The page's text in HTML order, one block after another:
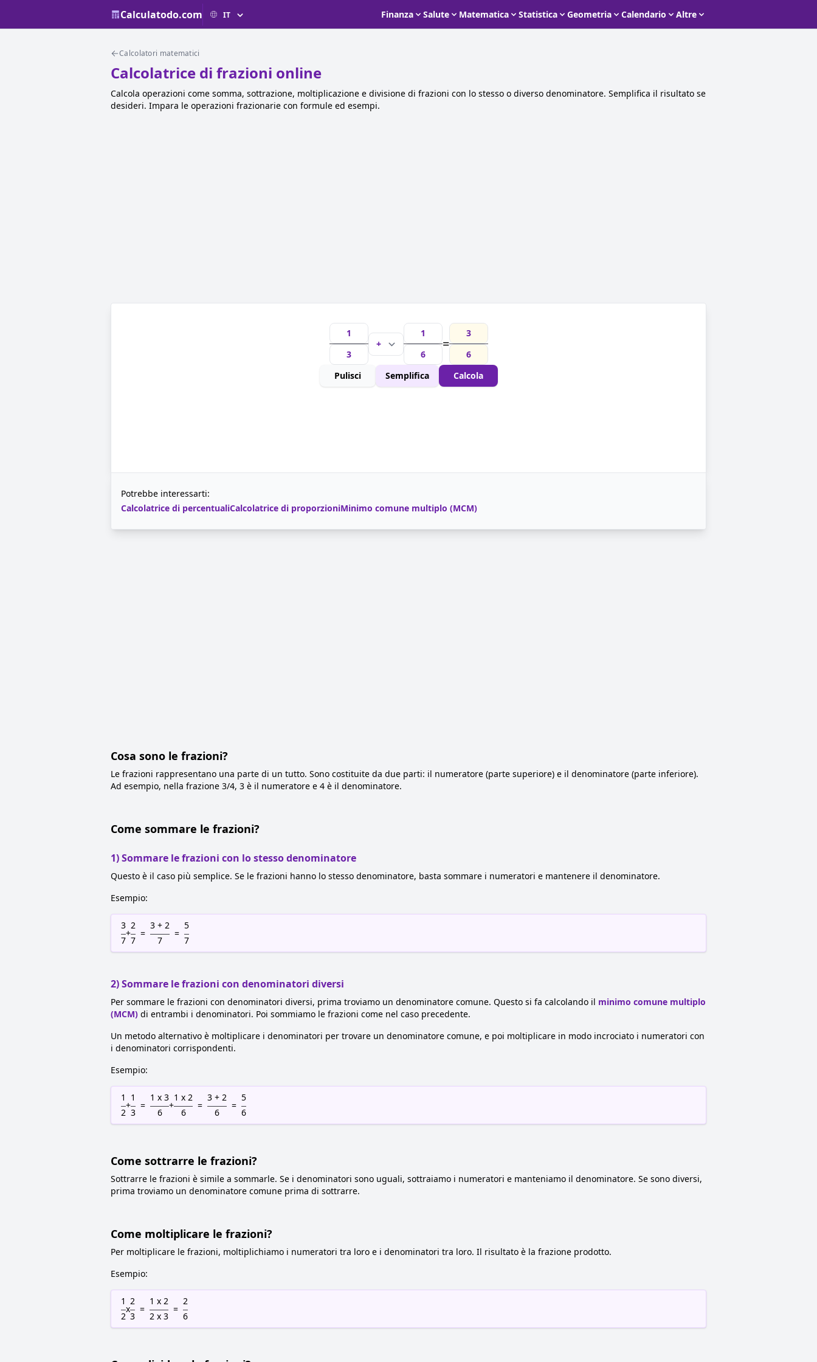
Calculatodo.com Finanza Salute Matematica Statistica Geometria Calendario Altre
Calcolatori matematici
Calcolatrice di frazioni online
Calcola operazioni come somma, sottrazione, moltiplicazione e divisione di frazioni con lo stesso o diverso denominatore. Semplifica il risultato se
desideri. Impara le operazioni frazionarie con formule ed esempi.
=
Pulisci Semplifica Calcola
Potrebbe interessarti:
Calcolatrice di percentualiCalcolatrice di proporzioniMinimo comune multiplo (MCM)
Cosa sono le frazioni?
Le frazioni rappresentano una parte di un tutto. Sono costituite da due parti: il numeratore (parte superiore) e il denominatore (parte inferiore).
Ad esempio, nella frazione 3/4, 3 è il numeratore e 4 è il denominatore.
Come sommare le frazioni?
1) Sommare le frazioni con lo stesso denominatore
Questo è il caso più semplice. Se le frazioni hanno lo stesso denominatore, basta sommare i numeratori e mantenere il denominatore.
Esempio:
3
7
+
2
7
=
3 + 2
7
=
5
7
2) Sommare le frazioni con denominatori diversi
Per sommare le frazioni con denominatori diversi, prima troviamo un denominatore comune. Questo si fa calcolando il minimo comune multiplo
(MCM) di entrambi i denominatori. Poi sommiamo le frazioni come nel caso precedente.
Un metodo alternativo è moltiplicare i denominatori per trovare un denominatore comune, e poi moltiplicare in modo incrociato i numeratori con
i denominatori corrispondenti.
Esempio:
1
2
+
1
3
=
1 x 3
6
+
1 x 2
6
=
3 + 2
6
=
5
6
Come sottrarre le frazioni?
Sottrarre le frazioni è simile a sommarle. Se i denominatori sono uguali, sottraiamo i numeratori e manteniamo il denominatore. Se sono diversi,
prima troviamo un denominatore comune prima di sottrarre.
Come moltiplicare le frazioni?
Per moltiplicare le frazioni, moltiplichiamo i numeratori tra loro e i denominatori tra loro. Il risultato è la frazione prodotto.
Esempio:
1
2
x
2
3
=
1 x 2
2 x 3
=
2
6